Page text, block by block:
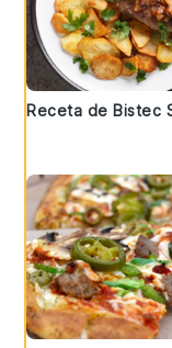
Receta de Bistec